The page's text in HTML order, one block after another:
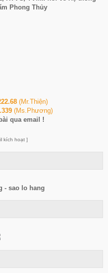
Phong Thủy
(Mr.Thiện)
(Ms.Phương)
qua email !
kích hoạt ]